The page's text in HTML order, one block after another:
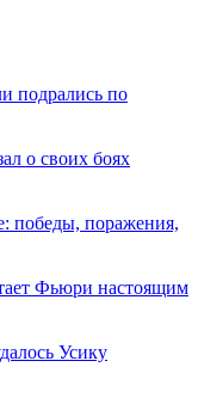
подрались по
о своих боях
победы, поражения,
Фьюри настоящим
Усику